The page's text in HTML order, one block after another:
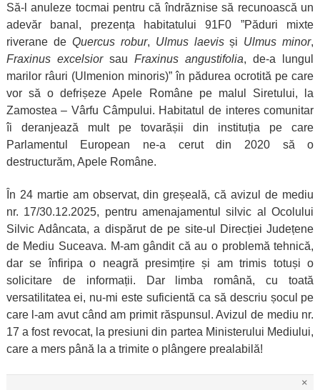
Să-l anuleze tocmai pentru că îndrăznise să recunoască un
adevăr banal, prezența habitatului 91F0 ”Păduri mixte
riverane de Quercus robur, Ulmus laevisși Ulmus minor,
Fraxinus excelsiorsauFraxinus angustifolia, de-a lungul
marilor râuri (Ulmenion minoris)” în pădurea ocrotită pe care
vor să o defrișeze Apele Române pe malul Siretului, la
Zamostea – Vârfu Câmpului. Habitatul de interes comunitar
îi deranjează mult pe tovarășii din instituția pe care
Parlamentul European ne-a cerut din 2020 să o
destructurăm, Apele Române.
În 24 martie am observat, din greșeală, că avizul de mediu
nr. 17/30.12.2025, pentru amenajamentul silvic al Ocolului
Silvic Adâncata, a dispărut de pe site-ul Direcției Județene
de Mediu Suceava. M-am gândit că au o problemă tehnică,
dar se înfiripa o neagră presimțire și am trimis totuși o
solicitare de informații. Dar limba română, cu toată
versatilitatea ei, nu-mi este suficientă ca să descriu șocul pe
care l-am avut când am primit răspunsul. Avizul de mediu nr.
17 a fost revocat, la presiuni din partea Ministerului Mediului,
care a mers până la a trimite o plângere prealabilă!
×